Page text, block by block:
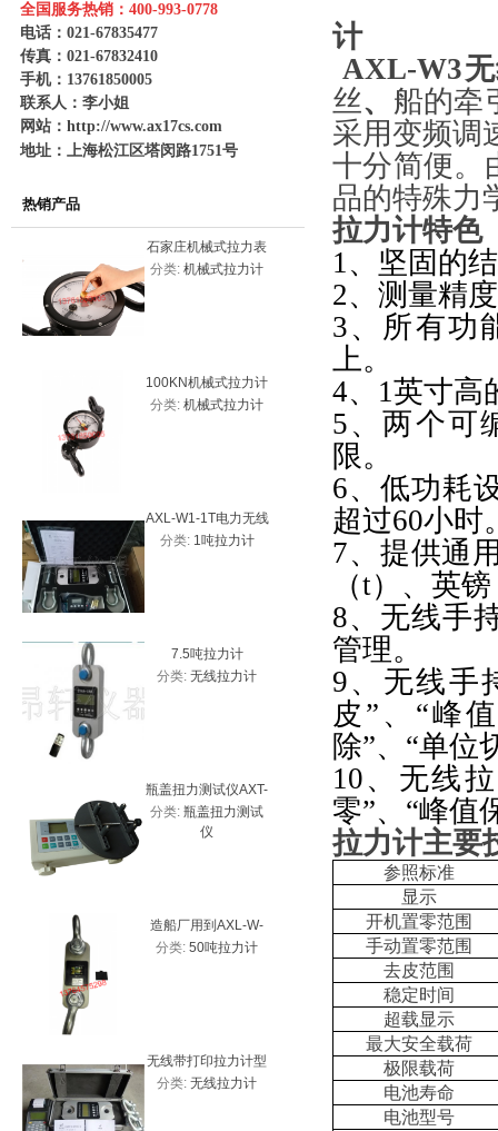
全国服务热销：400-993-0778
电话：021-67835477
传真：021-67832410
手机：13761850005
联系人：李小姐
网站： http://www.ax17cs.com
地址：上海松江区塔闵路1751号
热销产品
石家庄机械式拉力表
20KN（2吨）
分类: 机械式拉力计
平顶山
力表
分类:机
100KN机械式拉力计
价格，机械式拉力表
分类: 机械式拉力计
10吨一体
分类:测
AXL-W1-1T电力无线
测力计 带USB接口
分类: 1吨拉力计
20000kg
拉力
分类: 高
7.5吨拉力计
分类: 无线拉力计
分类: 无
瓶盖扭力测试仪AXT-
20、2Nm瓶盖扭力计
厂家
分类: 瓶盖扭力测试
仪
HP-100
分类: 数
造船厂用到AXL-W-
50T带峰值拉力计
分类: 50吨拉力计
防水30吨
分类:
无线带打印拉力计型
号
分类: 无线拉力计
数显扭矩
20、2Nm
试
分类:数
计
AXL-W3
丝、 船的牵
采用变频调
十分简便。
品的特殊力
拉力计特色
1、 坚固的
2、 测量精
3、 所有功
上。
4、 1英寸高
5、两个可
限。
6、低功耗
超过60小时
7、 提供通
（t）、英
8、 无线手
管理。
9、 无线手
皮”、“峰
除”、“单位
10、 无线
零”、“峰值
拉力计主要
参照标准
显示
开机置零范围
手动置零范围
去皮范围
稳定时间
超载显示
最大安全载荷
极限载荷
电池寿命
电池型号